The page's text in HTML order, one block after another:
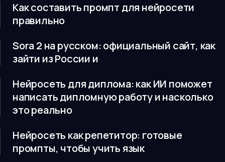
Как составить промпт для нейросети
правильно
Sora 2 на русском: официальный сайт, как
зайти из России и
Нейросеть для диплома: как ИИ поможет
написать дипломную работу и насколько
это реально
Нейросеть как репетитор: готовые
промпты, чтобы учить язык